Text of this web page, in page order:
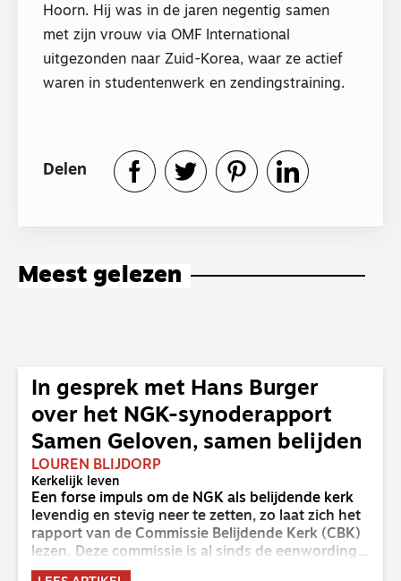
Hoorn. Hij was in de jaren negentig samen
met zijn vrouw via OMF International
uitgezonden naar Zuid-Korea, waar ze actief
waren in studentenwerk en zendingstraining.
Delen
Meest gelezen
In gesprek met Hans Burger
over het NGK-synoderapport
Samen Geloven, samen belijden
LOUREN BLIJDORP
Kerkelijk leven
Een forse impuls om de NGK als belijdende kerk
levendig en stevig neer te zetten, zo laat zich het
rapport van de Commissie Belijdende Kerk (CBK)
lezen. Deze commissie is al sinds de eenwording
van de GKv en NGK actief en kreeg van de